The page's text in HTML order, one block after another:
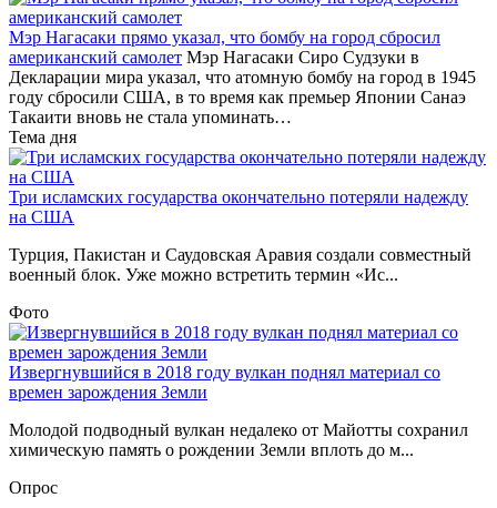
Мэр Нагасаки прямо указал, что бомбу на город сбросил
американский самолет Мэр Нагасаки Сиро Судзуки в
Декларации мира указал, что атомную бомбу на город в 1945
году сбросили США, в то время как премьер Японии Санаэ
Такаити вновь не стала упоминать…
Тема дня
Три исламских государства окончательно потеряли надежду
на США
Турция, Пакистан и Саудовская Аравия создали совместный
военный блок. Уже можно встретить термин «Ис...
Фото
Извергнувшийся в 2018 году вулкан поднял материал со
времен зарождения Земли
Молодой подводный вулкан недалеко от Майотты сохранил
химическую память о рождении Земли вплоть до м...
Опрос